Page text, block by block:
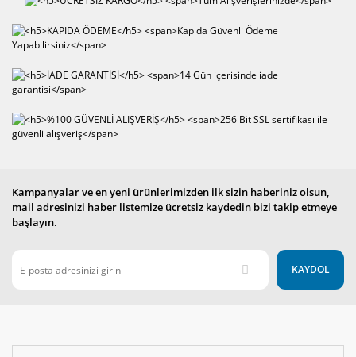
Kampanyalar ve en yeni ürünlerimizden ilk sizin haberiniz olsun,
mail adresinizi haber listemize ücretsiz kaydedin bizi takip etmeye
başlayın.
KAYDOL